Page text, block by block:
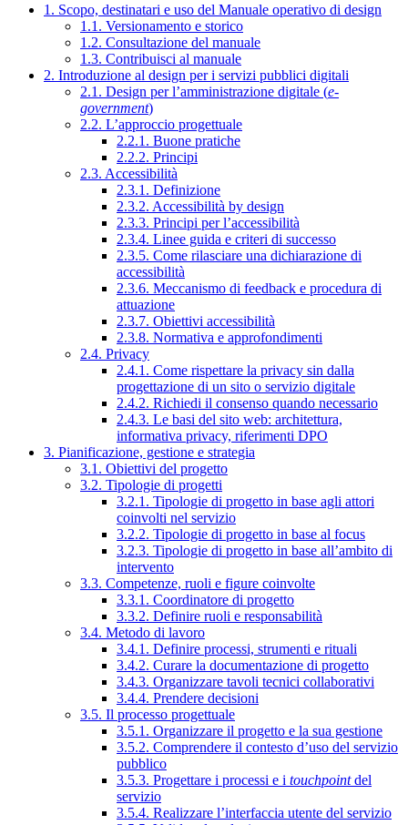
1. Scopo, destinatari e uso del Manuale operativo di design
1.1. Versionamento e storico
1.2. Consultazione del manuale
1.3. Contribuisci al manuale
2. Introduzione al design per i servizi pubblici digitali
2.1. Design per l’amministrazione digitale (e-
government)
2.2. L’approccio progettuale
2.2.1. Buone pratiche
2.2.2. Principi
2.3. Accessibilità
2.3.1. Definizione
2.3.2. Accessibilità by design
2.3.3. Principi per l’accessibilità
2.3.4. Linee guida e criteri di successo
2.3.5. Come rilasciare una dichiarazione di
accessibilità
2.3.6. Meccanismo di feedback e procedura di
attuazione
2.3.7. Obiettivi accessibilità
2.3.8. Normativa e approfondimenti
2.4. Privacy
2.4.1. Come rispettare la privacy sin dalla
progettazione di un sito o servizio digitale
2.4.2. Richiedi il consenso quando necessario
2.4.3. Le basi del sito web: architettura,
informativa privacy, riferimenti DPO
3. Pianificazione, gestione e strategia
3.1. Obiettivi del progetto
3.2. Tipologie di progetti
3.2.1. Tipologie di progetto in base agli attori
coinvolti nel servizio
3.2.2. Tipologie di progetto in base al focus
3.2.3. Tipologie di progetto in base all’ambito di
intervento
3.3. Competenze, ruoli e figure coinvolte
3.3.1. Coordinatore di progetto
3.3.2. Definire ruoli e responsabilità
3.4. Metodo di lavoro
3.4.1. Definire processi, strumenti e rituali
3.4.2. Curare la documentazione di progetto
3.4.3. Organizzare tavoli tecnici collaborativi
3.4.4. Prendere decisioni
3.5. Il processo progettuale
3.5.1. Organizzare il progetto e la sua gestione
3.5.2. Comprendere il contesto d’uso del servizio
pubblico
3.5.3. Progettare i processi e i touchpointdel
servizio
3.5.4. Realizzare l’interfaccia utente del servizio